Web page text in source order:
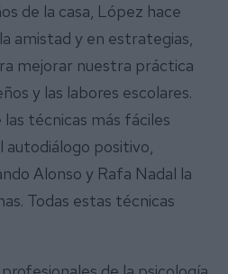
de la casa, López hace
amistad y en estrategias,
mejorar nuestra práctica
y las labores escolares.
técnicas más fáciles
autodiálogo positivo,
Alonso y Rafa Nadal la
Todas estas técnicas